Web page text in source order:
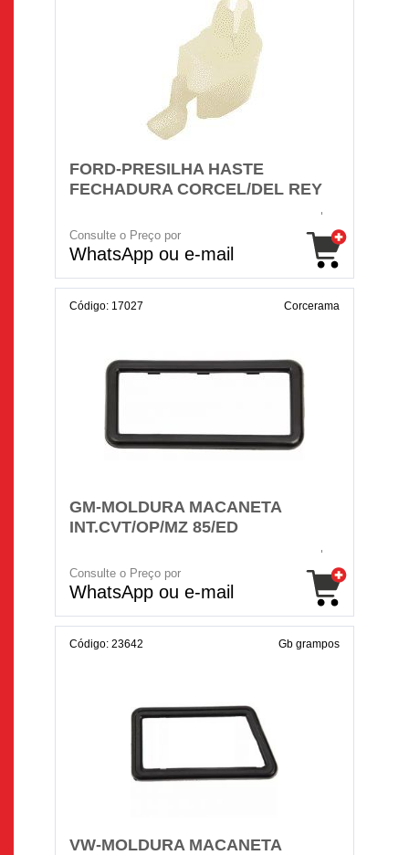
FORD-PRESILHA HASTE
FECHADURA CORCEL/DEL REY
Consulte o Preço por
WhatsApp ou e-mail
Código: 17027 Corcerama
GM-MOLDURA MACANETA
INT.CVT/OP/MZ 85/ED
Consulte o Preço por
WhatsApp ou e-mail
Código: 23642 Gb grampos
VW-MOLDURA MACANETA